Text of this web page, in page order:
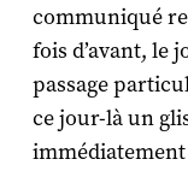
communiqué
fois d’avant, le
passage
ce jour-là un